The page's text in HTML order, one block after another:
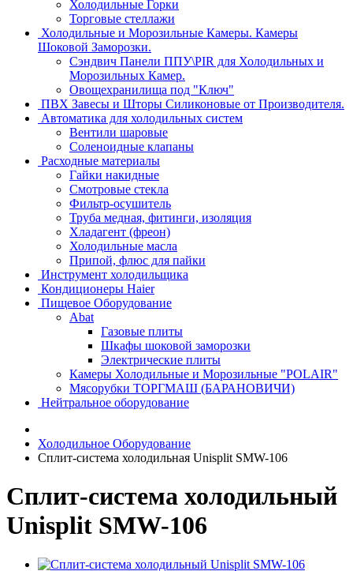
Холодильные Горки
Торговые стеллажи
Холодильные и Морозильные Камеры. Камеры
Шоковой Заморозки.
Сэндвич Панели ППУ\PIR для Холодильных и
Морозильных Камер.
Овощехранилища под "Ключ"
ПВХ Завесы и Шторы Силиконовые от Производителя.
Автоматика для холодильных систем
Вентили шаровые
Соленоидные клапаны
Расходные материалы
Гайки накидные
Смотровые стекла
Фильтр-осушитель
Труба медная, фитинги, изоляция
Хладагент (фреон)
Холодильные масла
Припой, флюс для пайки
Инструмент холодильщика
Кондиционеры Haier
Пищевое Оборудование
Abat
Газовые плиты
Шкафы шоковой заморозки
Электрические плиты
Камеры Холодильные и Морозильные "POLAIR"
Мясорубки ТОРГМАШ (БАРАНОВИЧИ)
Нейтральное оборудование
Холодильное Оборудование
Сплит-система холодильная Unisplit SMW-106
Сплит-система холодильный
Unisplit SMW-106